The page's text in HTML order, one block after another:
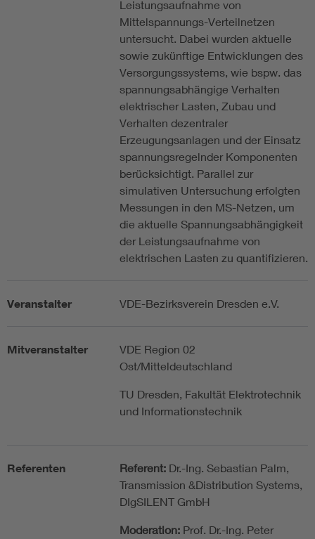
Leistungsaufnahme von
Mittelspannungs-Verteilnetzen
untersucht. Dabei wurden aktuelle
sowie zukünftige Entwicklungen des
Versorgungssystems, wie bspw. das
spannungsabhängige Verhalten
elektrischer Lasten, Zubau und
Verhalten dezentraler
Erzeugungsanlagen und der Einsatz
spannungsregelnder Komponenten
berücksichtigt. Parallel zur
simulativen Untersuchung erfolgten
Messungen in den MS-Netzen, um
die aktuelle Spannungsabhängigkeit
der Leistungsaufnahme von
elektrischen Lasten zu quantifizieren.
Veranstalter VDE-Bezirksverein Dresden e.V.
Mitveranstalter
VDE Region 02
Ost/Mitteldeutschland
TU Dresden, Fakultät Elektrotechnik
und Informationstechnik
Referenten Referent: Dr.-Ing. Sebastian Palm,
Transmission &Distribution Systems,
DIgSILENT GmbH
Moderation: Prof. Dr.-Ing. Peter